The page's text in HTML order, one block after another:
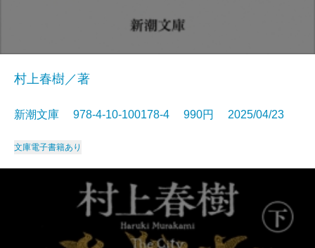
村上春樹／著
新潮文庫 978-4-10-100178-4 990円 2025/04/23
文庫電子書籍あり